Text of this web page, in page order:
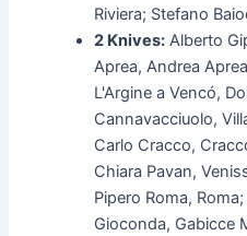
Riviera; Stefano
2 Knives: Alberto
Aprea, Andrea
L'Argine a Vencó,
Cannavacciuolo,
Carlo Cracco,
Chiara Pavan,
Pipero Roma,
Gioconda, Gabicce